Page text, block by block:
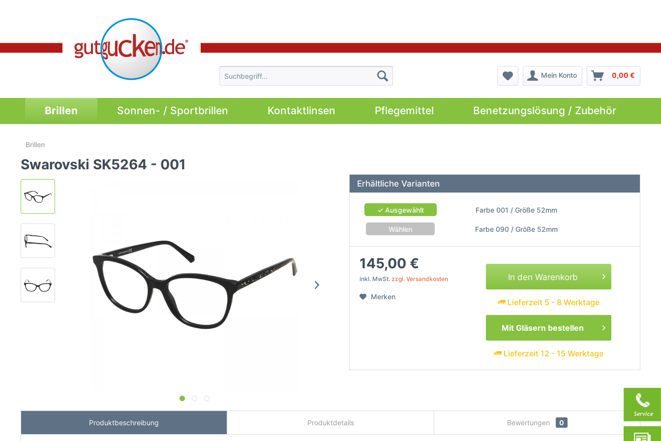
Mein Konto 0,00 €
Brillen Sonnen- / Sportbrillen Kontaktlinsen Pflegemittel Benetzungslösung / Zubehör
Brillen
Swarovski SK5264 - 001
Erhältliche Varianten
✓ Ausgewählt Farbe 001 / Größe 52mm
Wählen Farbe 090 / Größe 52mm
145,00 €
inkl. MwSt. zzgl. Versandkosten
Merken
In den Warenkorb
Lieferzeit 5 - 8 Werktage
Mit Gläsern bestellen
Lieferzeit 12 - 15 Werktage
Produktbeschreibung Produktdetails Bewertungen 0